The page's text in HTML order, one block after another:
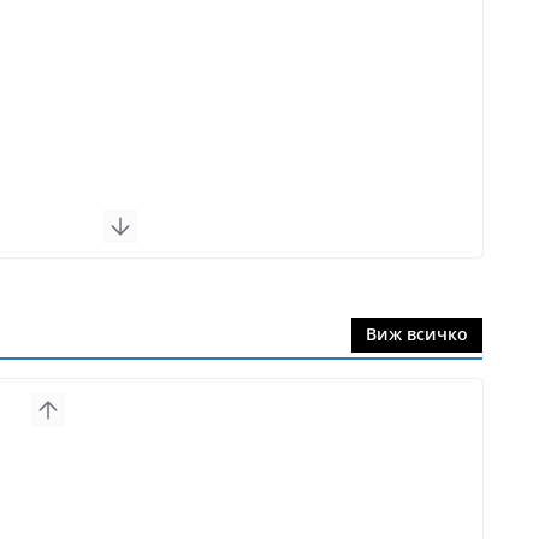
Виж всичко